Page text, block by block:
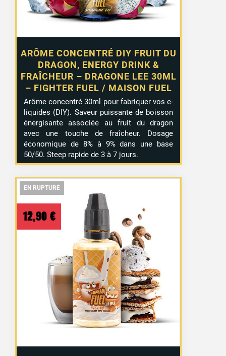
ARÔME CONCENTRÉ DIY FRUIT DU
DRAGON, ENERGY DRINK &
FRAÎCHEUR – DRAGONE LEE 30ML
– FIGHTER FUEL / MAISON FUEL
Arôme concentré 30ml pour fabriquer vos e-
liquides (DIY). Saveur puissante de boisson
énergisante associée au fruit du dragon
avec une touche de fraîcheur. Dosage
économique de 8% à 9% dans une base
50/50. Steep rapide de 3 à 7 jours.
EN RUPTURE
EN RUPTURE
12,90 €
EN RUPTURE